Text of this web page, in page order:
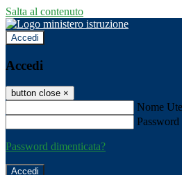
Salta al contenuto
Accedi
Accedi
button close ×
Nome
Password
Password dimenticata?